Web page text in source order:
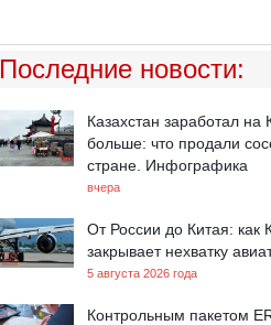
Последние новости:
Казахстан заработал на
больше: что продали
стране. Инфографика
вчера
От России до Китая: как
закрывает нехватку
5 августа 2026 года
Контрольным пакетом